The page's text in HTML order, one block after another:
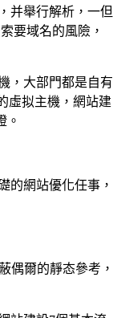
并舉行解析，一但
要域名的風險，
，大部門都是自有
虛拟主機，網站建
。
的網站優化任事，
偶爾的靜态參考，